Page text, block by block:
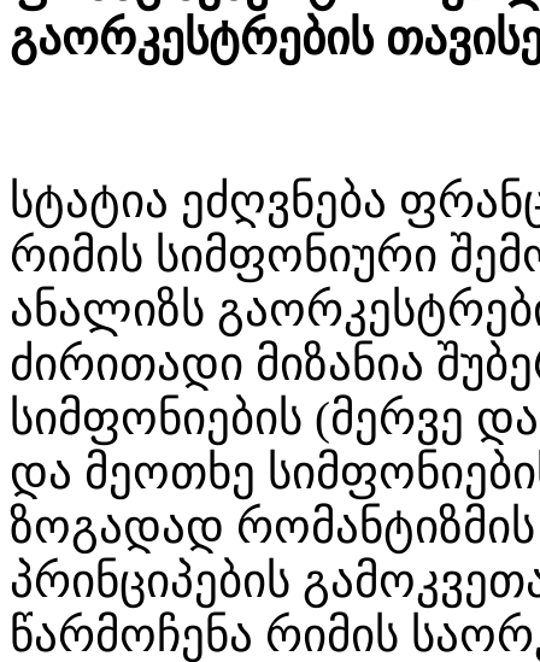
გაორკესტრების
სტატია ეძღვნება
რიმის სიმფონიური
ანალიზს
ძირითადი მიზანია
სიმფონიების (მერვე
და მეოთხე
ზოგადად
პრინციპების
წარმოჩენა რიმის